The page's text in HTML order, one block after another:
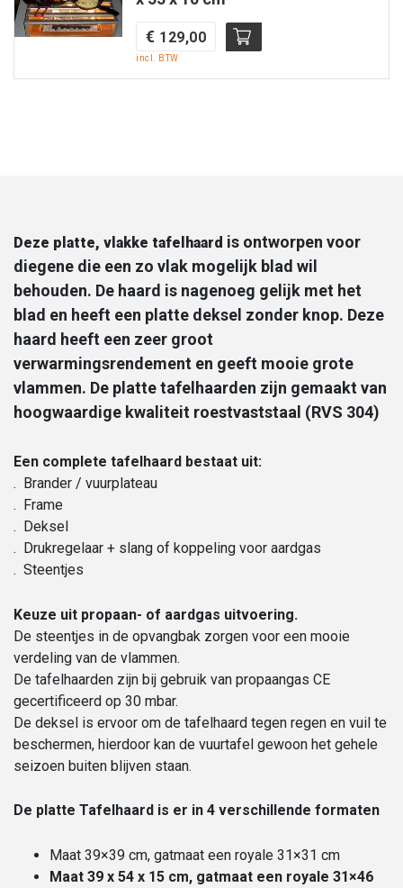
€ 129,00
incl. BTW
Deze platte, vlakke tafelhaard is ontworpen voor
diegene die een zo vlak mogelijk blad wil
behouden. De haard is nagenoeg gelijk met het
blad en heeft een platte deksel zonder knop. Deze
haard heeft een zeer groot
verwarmingsrendement en geeft mooie grote
vlammen. De platte tafelhaarden zijn gemaakt van
hoogwaardige kwaliteit roestvaststaal (RVS 304)
Een complete tafelhaard bestaat uit:
. Brander / vuurplateau
. Frame
. Deksel
. Drukregelaar + slang of koppeling voor aardgas
. Steentjes
Keuze uit propaan- of aardgas uitvoering.
De steentjes in de opvangbak zorgen voor een mooie
verdeling van de vlammen.
De tafelhaarden zijn bij gebruik van propaangas CE
gecertificeerd op 30 mbar.
De deksel is ervoor om de tafelhaard tegen regen en vuil te
beschermen, hierdoor kan de vuurtafel gewoon het gehele
seizoen buiten blijven staan.
De platte Tafelhaard is er in 4 verschillende formaten
Maat 39×39 cm, gatmaat een royale 31×31 cm
Maat 39 x 54 x 15 cm, gatmaat een royale 31×46